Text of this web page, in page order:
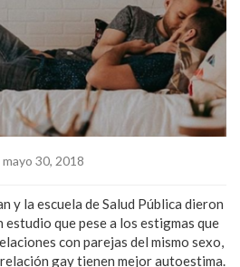
30, 2018
y la escuela de Salud Pública dieron
estudio que pese a los estigmas que
con parejas del mismo sexo,
gay tienen mejor autoestima.